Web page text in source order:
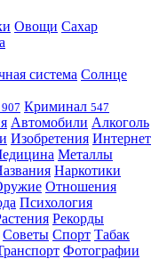
Овощи Сахар
система Солнце
907 Криминал 547
Автомобили Алкоголь
Изобретения Интернет
Металлы
Наркотики
Отношения
Психология
Рекорды
Советы Спорт Табак
Фотографии